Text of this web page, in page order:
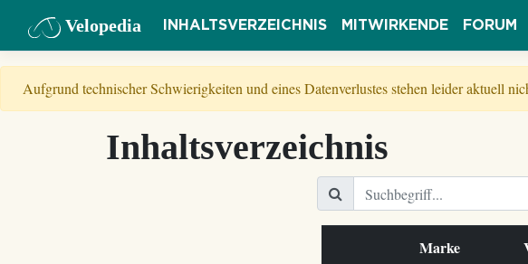
Velopedia INHALTSVERZEICHNIS MITWIRKENDE FORUM
Aufgrund technischer Schwierigkeiten und eines Datenverlustes stehen leider aktuell
Inhaltsverzeichnis
Marke